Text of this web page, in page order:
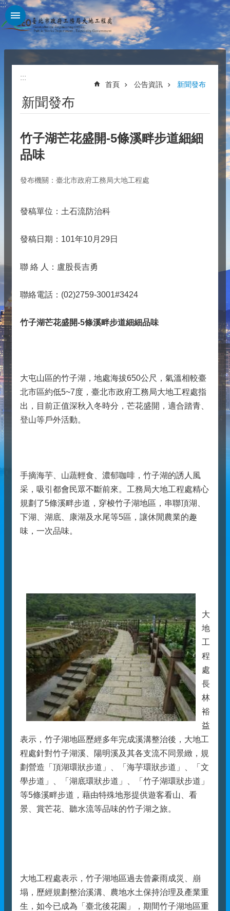
跳到主要內容區塊
:::
:::
首頁 公告資訊 新聞發布
新聞發布
竹子湖芒花盛開-5條溪畔步道細細
品味
發布機關：臺北市政府工務局大地工程處
發稿單位：土石流防治科
發稿日期：101年10月29日
聯 絡 人：盧股長吉勇
聯絡電話：(02)2759-3001#3424
竹子湖芒花盛開-5條溪畔步道細細品味
大屯山區的竹子湖，地處海拔650公尺，氣溫相較臺
北市區約低5~7度，臺北市政府工務局大地工程處指
出，目前正值深秋入冬時分，芒花盛開，適合踏青、
登山等戶外活動。
手摘海芋、山蔬輕食、濃郁咖啡，竹子湖的誘人風
采，吸引都會民眾不斷前來。工務局大地工程處精心
規劃了5條溪畔步道，穿梭竹子湖地區，串聯頂湖、
下湖、湖底、康湖及水尾等5區，讓休閒農業的趣
味，一次品味。
大
地
工
程
處
長
林
裕
益
表示，竹子湖地區歷經多年完成溪溝整治後，大地工
程處針對竹子湖溪、陽明溪及其各支流不同景緻，規
劃營造「頂湖環狀步道」、「海芋環狀步道」、「文
學步道」、「湖底環狀步道」、「竹子湖環狀步道」
等5條溪畔步道，藉由特殊地形提供遊客看山、看
景、賞芒花、聽水流等品味的竹子湖之旅。
大地工程處表示，竹子湖地區過去曾豪雨成災、崩
塌，歷經規劃整治溪溝、農地水土保持治理及產業重
生，如今已成為「臺北後花園」，期間竹子湖地區重